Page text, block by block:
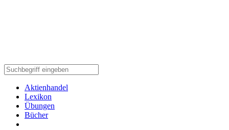
Aktienhandel
Lexikon
Übungen
Bücher